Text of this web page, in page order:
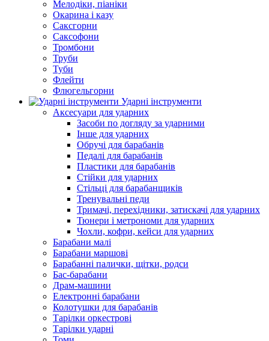
Мелодіки, піаніки
Окарина і казу
Саксгорни
Саксофони
Тромбони
Труби
Туби
Флейти
Флюгельгорни
Ударні інструменти
Аксесуари для ударних
Засоби по догляду за ударними
Інше для ударних
Обручі для барабанів
Педалі для барабанів
Пластики для барабанів
Стійки для ударних
Стільці для барабанщиків
Тренувальні педи
Тримачі, перехідники, затискачі для ударних
Тюнери і метрономи для ударних
Чохли, кофри, кейси для ударних
Барабани малі
Барабани маршові
Барабанні палички, щітки, родси
Бас-барабани
Драм-машини
Електронні барабани
Колотушки для барабанів
Тарілки оркестрові
Тарілки ударні